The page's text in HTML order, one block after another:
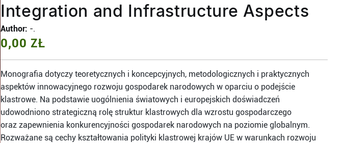
Integration and Infrastructure Aspects
Author: -.
0,00 ZŁ
Monografia dotyczy teoretycznych i koncepcyjnych, metodologicznych i praktycznych
aspektów innowacyjnego rozwoju gospodarek narodowych w oparciu o podejście
klastrowe. Na podstawie uogólnienia światowych i europejskich doświadczeń
udowodniono strategiczną rolę struktur klastrowych dla wzrostu gospodarczego
oraz zapewnienia konkurencyjności gospodarek narodowych na poziomie globalnym.
Rozważane są cechy kształtowania polityki klastrowej krajów UE w warunkach rozwoju